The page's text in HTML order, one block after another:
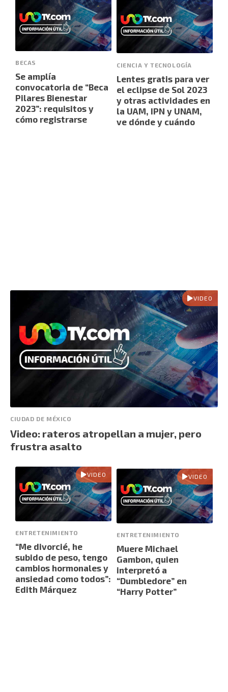
BECAS
Se amplía
convocatoria de “Beca
Pilares Bienestar
2023”: requisitos y
cómo registrarse
CIENCIA Y TECNOLOGÍA
Lentes gratis para ver
el eclipse de Sol 2023
y otras actividades en
la UAM, IPN y UNAM,
ve dónde y cuándo
VIDEO
CIUDAD DE MÉXICO
Video: rateros atropellan a mujer, pero
frustra asalto
VIDEO
ENTRETENIMIENTO
“Me divorcié, he
subido de peso, tengo
cambios hormonales y
ansiedad como todos”:
Edith Márquez
VIDEO
ENTRETENIMIENTO
Muere Michael
Gambon, quien
interpretó a
“Dumbledore” en
“Harry Potter”